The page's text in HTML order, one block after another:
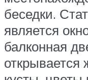
беседки.
является
балконная